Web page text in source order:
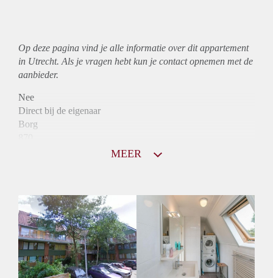
Op deze pagina vind je alle informatie over ditappartement
in Utrecht. Als je vragen hebt kun je contact opnemen met de
aanbieder.
Nee
Direct bij de eigenaar
Borg
Inkomen eis
N.V.T.
Huurtermijn
Onbepaalde termijn
Oplevering
Kaal
MEER